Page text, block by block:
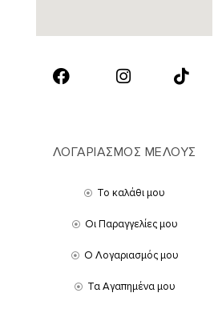
ΛΟΓΑΡΙΑΣΜΟΣ ΜΕΛΟΥΣ
Το καλάθι μου
Οι Παραγγελίες μου
Ο Λογαριασμός μου
Τα Αγαπημένα μου